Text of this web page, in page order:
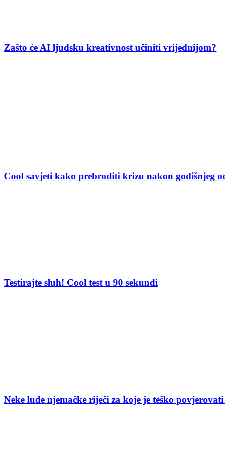
Zašto će AI ljudsku kreativnost učiniti vrijednijom?
Cool savjeti kako prebroditi krizu nakon godišnjeg
Testirajte sluh! Cool test u 90 sekundi
Neke lude njemačke riječi za koje je teško